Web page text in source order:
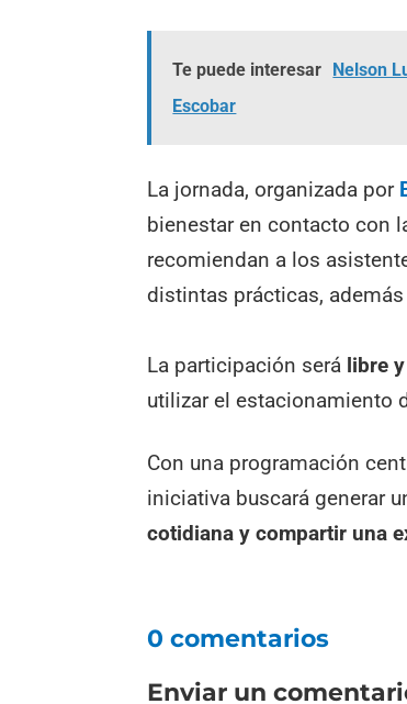
Te puede interesar Nelson
Escobar
La jornada, organizada por
bienestar en contacto con
recomiendan a los
distintas prácticas,
La participación será libre
utilizar el estacionamiento
Con una programación
iniciativa buscará generar
cotidiana y compartir una
0 comentarios
Enviar un